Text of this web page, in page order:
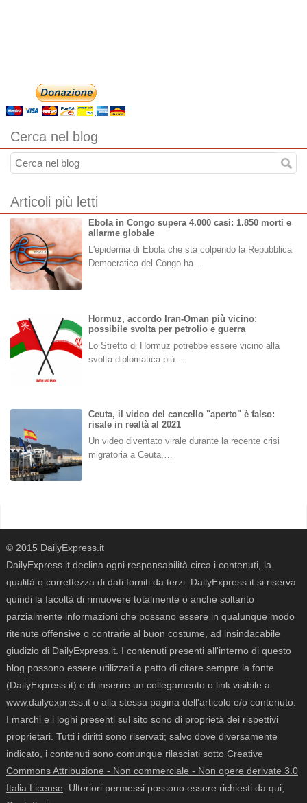
Cerca nel blog
Articoli più letti
Ebola in Congo supera 4.000 casi: 1.850 morti e
allarme globale
L'epidemia di Ebola che sta colpendo la Repubblica
Democratica del Congo ha…
Hormuz, accordo Iran-Oman più vicino:
possibile svolta per petrolio e guerra
Lo Stretto di Hormuz potrebbe essere vicino alla
svolta diplomatica più…
Ceuta, il video del cancello "aperto" è falso:
risale in realtà al 2021
Un video diventato virale durante la recente crisi
migratoria a Ceuta,…
© 2015 DailyExpress.it
DailyExpress.it declina ogni responsabilità circa i contenuti, la
qualità o correttezza di dati forniti da terzi. DailyExpress.it si riserva
quindi la facoltà di rimuovere totalmente o anche soltanto
parzialmente informazioni che possano essere in qualunque modo
ritenute offensive o contrarie al buon costume, ad insindacabile
giudizio di DailyExpress.it. I contenuti presenti all'interno di questo
blog possono essere utilizzati a patto di citare sempre la fonte
(DailyExpress.it) e di inserire un collegamento o link visibile a
www.dailyexpress.it o alla stessa pagina dell'articolo e/o contenuto.
I marchi e i loghi presenti sul sito sono di proprietà dei rispettivi
proprietari. Tutti i diritti sono riservati; salvo dove diversamente
indicato, i contenuti sono comunque rilasciati sotto Creative
Commons Attribuzione - Non commerciale - Non opere derivate 3.0
Italia License . Ulteriori permessi possono essere richiesti da qui,